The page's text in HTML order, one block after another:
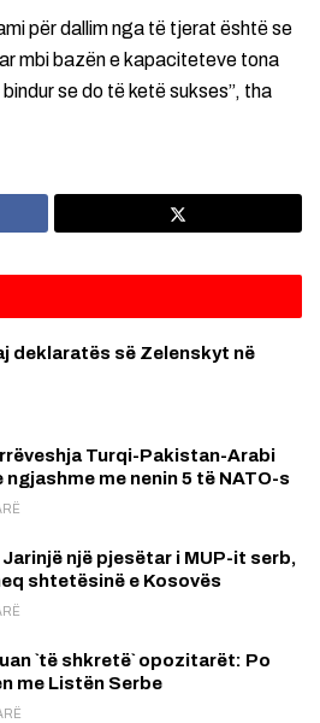
për dallim nga të tjerat është se
mbi bazën e kapaciteteve tona
se do të ketë sukses”, tha
deklaratës së Zelenskyt në
Turqi-Pakistan-Arabi
ngjashme me nenin 5 të NATO-s
një pjesëtar i MUP-it serb,
shtetësinë e Kosovës
`të shkretë` opozitarët: Po
me Listën Serbe